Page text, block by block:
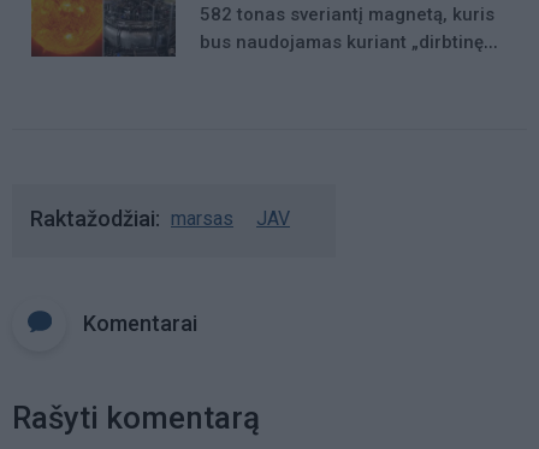
582 tonas sveriantį magnetą, kuris
bus naudojamas kuriant „dirbtinę
Raktažodžiai marsas JAV
Komentarai
Rašyti komentarą